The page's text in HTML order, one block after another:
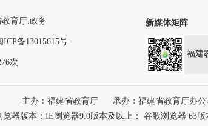
育厅.政务
ICP备13015615号
次
新媒体矩阵
福建
主办：福建省教育厅
承办：福建省教育厅办
器版本：IE浏览器9.0版本及以上； 谷歌浏览器 63